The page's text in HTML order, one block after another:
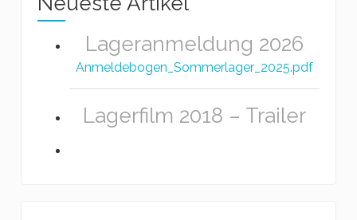
Lageranmeldung 2026
Anmeldebogen_Sommerlager_2025.pdf
Lagerfilm 2018 – Trailer